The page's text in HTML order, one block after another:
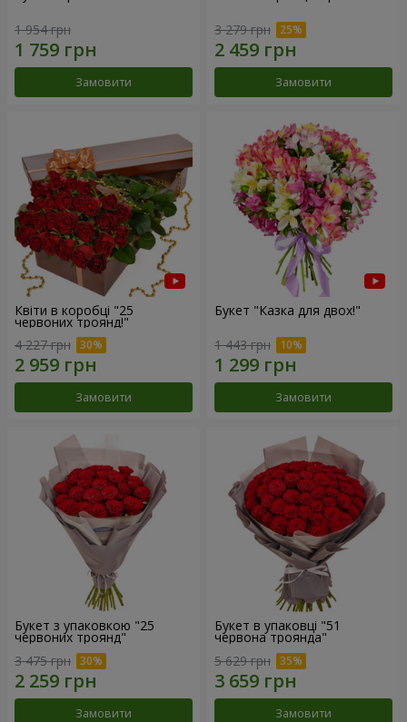
1 954 грн
Замовити
3 279 грн
Замовити
Квіти в коробці "25
червоних троянд!"
4 227 грн
Замовити
Букет "Казка для двох!"
1 443 грн
Замовити
Букет з упаковкою "25
червоних троянд"
3 475 грн
Замовити
Букет в упаковці "51
червона троянда"
5 629 грн
Замовити